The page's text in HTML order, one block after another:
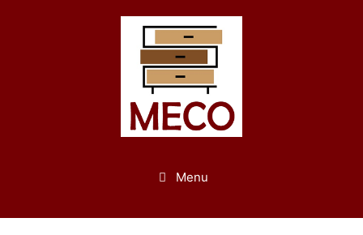
Menu